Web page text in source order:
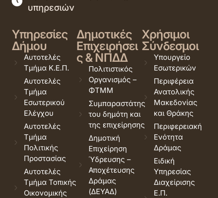
υπηρεσιών
Υπηρεσίες
Δήμου
Αυτοτελές
Τμήμα Κ.Ε.Π.
Αυτοτελές
Τμήμα
Εσωτερικού
Ελέγχου
Αυτοτελές
Τμήμα
Πολιτικής
Προστασίας
Αυτοτελές
Τμήμα Τοπικής
Οικονομικής
Δημοτικές
Επιχειρήσει
ς & ΝΠΔΔ
Πολιτιστικός
Οργανισμός –
ΦΤΜΜ
Συμπαραστάτης
του δημότη και
της επιχείρησης
Δημοτική
Επιχείρηση
Ύδρευσης –
Αποχέτευσης
Δράμας
(ΔΕΥΑΔ)
Χρήσιμοι
Σύνδεσμοι
Υπουργείο
Εσωτερικών
Περιφέρεια
Ανατολικής
Μακεδονίας
και Θράκης
Περιφερειακή
Ενότητα
Δράμας
Ειδική
Υπηρεσίας
Διαχείρισης
Ε.Π.